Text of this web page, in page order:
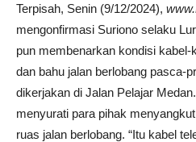
Terpisah, Senin (9/12/2024),
mengonfirmasi Suriono selaku
pun membenarkan kondisi
dan bahu jalan berlobang pasca-
dikerjakan di Jalan Pelajar
menyurati para pihak
ruas jalan berlobang. “Itu kabel